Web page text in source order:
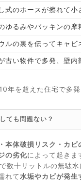
式のホースが擦れて小
ゆるみやパッキンの摩
ルの裏を伝ってキャビ
古い物件で多発、壁内
年を超えた住宅で多発
ても問題ない？
体破損リスク・カビ
の劣化によって起きま
数十リットルの無駄水
れて水垢やカビが発生